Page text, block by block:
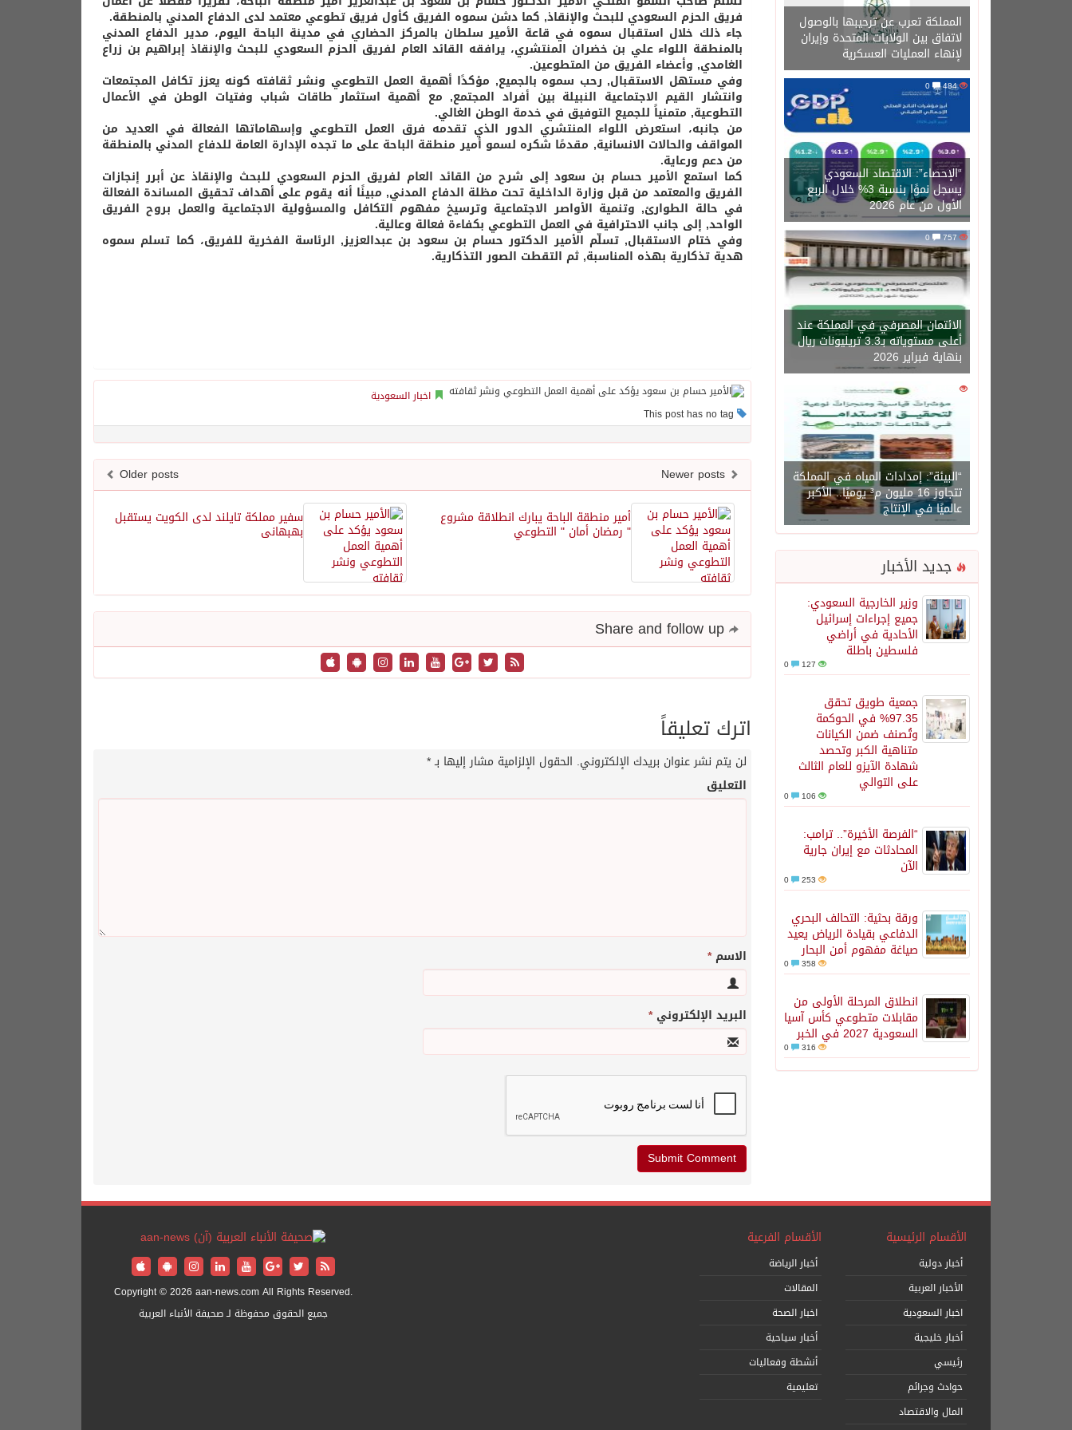
المملكة تعرب عن ترحيبها بالوصول
لاتفاق بين الولايات المتحدة وإيران
لإنهاء العمليات العسكرية
484
“الإحصاء”: الاقتصاد السعودي
يسجل نموًا بنسبة 3% خلال الربع
الأول من عام 2026
757
0
الائتمان المصرفي في المملكة عند
أعلى مستوياته بـ3.3 تريليونات ريال
بنهاية فبراير 2026
1450
“البيئة”: إمدادات المياه في المملكة
تتجاوز 16 مليون م³ يوميًا.. الأكبر
عالميًا في الإنتاج
جديد الأخبار
وزير الخارجية السعودي:
جميع إجراءات إسرائيل
الأحادية في أراضي
فلسطين باطلة
127
جمعية طويق تحقق
97.35% في الحوكمة
وتُصنف ضمن الكيانات
متناهية الكبر وتحصد
شهادة الآيزو للعام الثالث
على التوالي
106
“الفرصة الأخيرة”.. ترامب:
المحادثات مع إيران جارية
الآن
253
ورقة بحثية: التحالف البحري
الدفاعي بقيادة الرياض يعيد
صياغة مفهوم أمن البحار
358
انطلاق المرحلة الأولى من
مقابلات متطوعي كأس آسيا
السعودية 2027 في الخبر
316
فريق الحزم السعودي للبحث والإنقاذ, كما دشن سموه الفريق كأول فريق تطوعي معتمد لدى الدفاع المدني بالمنطقة.
جاء ذلك خلال استقبال سموه في قاعة الأمير سلطان بالمركز الحضاري في مدينة الباحة اليوم، مدير الدفاع المدني
بالمنطقة اللواء علي بن خضران المنتشري، يرافقه القائد العام لفريق الحزم السعودي للبحث والإنقاذ إبراهيم بن زراع
الغامدي, وأعضاء الفريق من المتطوعين.
وفي مستهل الاستقبال, رحب سموه بالجميع, مؤكدًا أهمية العمل التطوعي ونشر ثقافته كونه يعزز تكافل المجتمعات
وانتشار القيم الاجتماعية النبيلة بين أفراد المجتمع, مع أهمية استثمار طاقات شباب وفتيات الوطن في الأعمال
التطوعية, متمنياً للجميع التوفيق في خدمة الوطن الغالي.
من جانبه، استعرض اللواء المنتشري الدور الذي تقدمه فرق العمل التطوعي وإسهاماتها الفعالة في العديد من
المواقف والحالات الانسانية, مقدمًا شكره لسمو أمير منطقة الباحة على ما تجده الإدارة العامة للدفاع المدني بالمنطقة
من دعم ورعاية.
كما استمع الأمير حسام بن سعود إلى شرح من القائد العام لفريق الحزم السعودي للبحث والإنقاذ عن أبرر إنجازات
الفريق والمعتمد من قبل وزارة الداخلية تحت مظلة الدفاع المدني, مبينًا أنه يقوم على أهداف تحقيق المساندة الفعالة
في حالة الطوارئ, وتنمية الأواصر الاجتماعية وترسيخ مفهوم التكافل والمسؤولية الاجتماعية والعمل بروح الفريق
الواحد, إلى جانب الاحترافية في العمل التطوعي بكفاءة فعالة وعالية.
وفي ختام الاستقبال, تسلّم الأمير الدكتور حسام بن سعود بن عبدالعزيز, الرئاسة الفخرية للفريق، كما تسلم سموه
هدية تذكارية بهذه المناسبة, ثم التقطت الصور التذكارية.
اخبار السعودية
Older posts
سفير مملكة تايلند لدى الكويت يستقبل
بهبهانى
أمير منطقة الباحة يبارك انطلاقة مشروع
" رمضان أمان " التطوعي
اترك تعليقاً
لن يتم نشر عنوان بريدك الإلكتروني. الحقول الإلزامية مشار إليها بـ*
التعليق
الاسم*
البريد الإلكتروني*
الأقسام الرئيسية
أخبار دولية
الأخبار العربية
اخبار السعودية
أخبار خليجية
رئيسي
حوادث وجرائم
المال والاقتصاد
الأقسام الفرعية
أخبار الرياضة
المقالات
اخبار الصحة
أخبار سياحية
أنشطة وفعاليات
تعليمية
Copyright © 2026 aan-news.com All Rights Reserved.
جميع الحقوق محفوظة لـ صحيفة الأنباء العربية